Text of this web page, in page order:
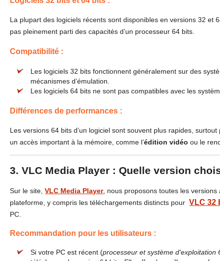
La plupart des logiciels récents sont disponibles en versions 32 et
pas pleinement parti des capacités d’un processeur 64 bits.
Compatibilité :
Les logiciels 32 bits fonctionnent généralement sur des
mécanismes d’émulation.
Les logiciels 64 bits ne sont pas compatibles avec les
Différences de performances :
Les versions 64 bits d’un logiciel sont souvent plus rapides,
un accès important à la mémoire, comme l’édition vidéo ou le
3. VLC Media Player : Quelle version
Sur le site,VLC Media Player, nous proposons toutes les
plateforme, y compris les téléchargements distincts pour VLC 32
PC.
Recommandation pour les utilisateurs :
Si votre PC est récent (processeur et système d'exploitation